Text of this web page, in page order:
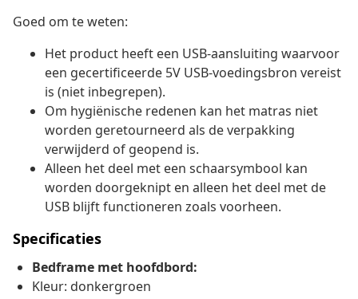
Goed om te weten:
Het product heeft een USB-aansluiting waarvoor
een gecertificeerde 5V USB-voedingsbron vereist
is (niet inbegrepen).
Om hygiënische redenen kan het matras niet
worden geretourneerd als de verpakking
verwijderd of geopend is.
Alleen het deel met een schaarsymbool kan
worden doorgeknipt en alleen het deel met de
USB blijft functioneren zoals voorheen.
Specificaties
Bedframe met hoofdbord:
Kleur: donkergroen